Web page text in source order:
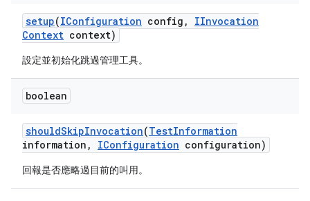
setup(IConfiguration config ,
IInvocation
Context context)
設定並初始化跳過管理工具。
boolean
shouldSkipInvocation(TestInformation
information , IConfiguration configuration)
回報是否應略過目前的叫用。